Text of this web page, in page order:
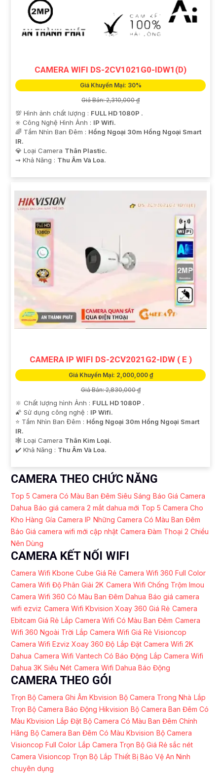
CAMERA WIFI DS-2CV1021G0-IDW1(D)
Giá Khuyến Mại: 30%
Giá Bán: 2,310,000 ₫
💯 Hình ảnh chất lượng : FULL HD 1080P .
✳️ Công Nghệ Hình Ảnh : IP Wifi.
🌈 Tầm Nhìn Ban Đêm : Hồng Ngoại 30m Hồng Ngoại Smart
IR.
💎 Loại Camera Thân Plastic.
️⇝ Khả Năng : Thu Âm Và Loa.
CAMERA IP WIFI DS-2CV2021G2-IDW ( E )
Giá Khuyến Mại: 2,000,000 ₫
Giá Bán: 2,830,000 ₫
🔆 Chất lượng hình Ảnh : FULL HD 1080P .
🌠 Sử dụng công nghệ : IP Wifi.
⭐ Tầm Nhìn Ban Đêm : Hồng Ngoại 30m Hồng Ngoại Smart
IR.
🕸️ Loại Camera Thân Kim Loại.
️✔️ Khả Năng : Thu Âm Và Loa.
CAMERA THEO CHỨC NĂNG
Top 5 Camera Có Màu Ban Đêm Siêu Sáng Báo Giá Camera
Dahua Báo giá camera 2 mắt dahua mới Top 5 Camera Cho
Kho Hàng Gía Camera IP Những Camera Có Màu Ban Đêm
Báo Giá camera wifi mới cập nhật Camera Đàm Thoại 2 Chiều
Nên Dùng
CAMERA KẾT NỐI WIFI
Camera Wifi Kbone Cube Giá Rẻ Camera Wifi 360 Full Color
Camera Wifi Độ Phân Giải 2K Camera Wifi Chống Trộm Imou
Camera Wifi 360 Có Màu Ban Đêm Dahua Báo giá camera
wifi ezviz Camera Wifi Kbvision Xoay 360 Giá Rẻ Camera
Ebitcam Giá Rẻ Lắp Camera Wifi Có Màu Ban Đêm Camera
Wifi 360 Ngoài Trời Lắp Camera Wifi Giá Rẻ Visioncop
Camera Wifi Ezviz Xoay 360 Độ Lắp Đặt Camera Wifi 2K
Dahua Camera Wifi Vantech Có Báo Động Lắp Camera Wifi
Dahua 3K Siêu Nét Camera Wifi Dahua Báo Động
CAMERA THEO GÓI
Trọn Bộ Camera Ghi Âm Kbvision Bộ Camera Trong Nhà Lắp
Trọn Bộ Camera Báo Động Hikvision Bộ Camera Ban Đêm Có
Màu Kbvision Lắp Đặt Bộ Camera Có Màu Ban Đêm Chính
Hãng Bộ Camera Ban Đêm Có Màu Kbvision Bộ Camera
Visioncop Full Color Lắp Camera Trọn Bộ Giá Rẻ sắc nét
Camera Visioncop Trọn Bộ Lắp Thiết Bị Bảo Vệ An Ninh
chuyên dụng